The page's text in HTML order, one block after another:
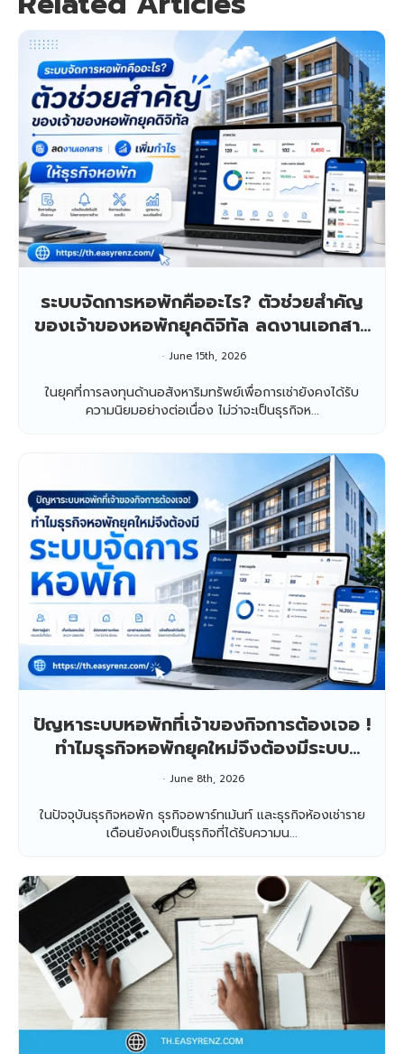
ระบบจัดการหอพักคืออะไร? ตัวช่วยสำคัญ
ของเจ้าของหอพักยุคดิจิทัล ลดงานเอกสาร
เพิ่มกำไรให้ธุรกิจหอพัก
June 15th, 2026
ในยุคที่การลงทุนด้านอสังหาริมทรัพย์เพื่อการเช่ายังคงได้รับ
ความนิยมอย่างต่อเนื่อง ไม่ว่าจะเป็นธุรกิจห...
ปัญหาระบบหอพักที่เจ้าของกิจการต้องเจอ !
ทำไมธุรกิจหอพักยุคใหม่จึงต้องมีระบบ
จัดการหอพัก
June 8th, 2026
ในปัจจุบันธุรกิจหอพัก ธุรกิจอพาร์ทเม้นท์ และธุรกิจห้องเช่าราย
เดือนยังคงเป็นธุรกิจที่ได้รับความน...